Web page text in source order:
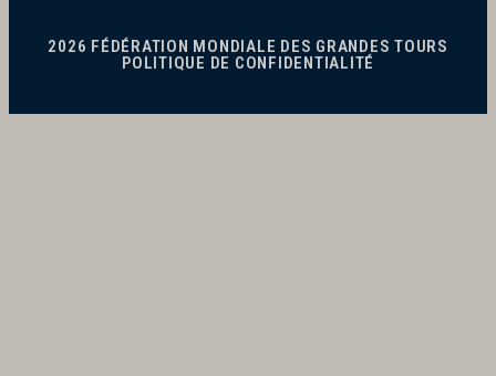
2026 FÉDÉRATION MONDIALE DES GRANDES TOURS
POLITIQUE DE CONFIDENTIALITÉ